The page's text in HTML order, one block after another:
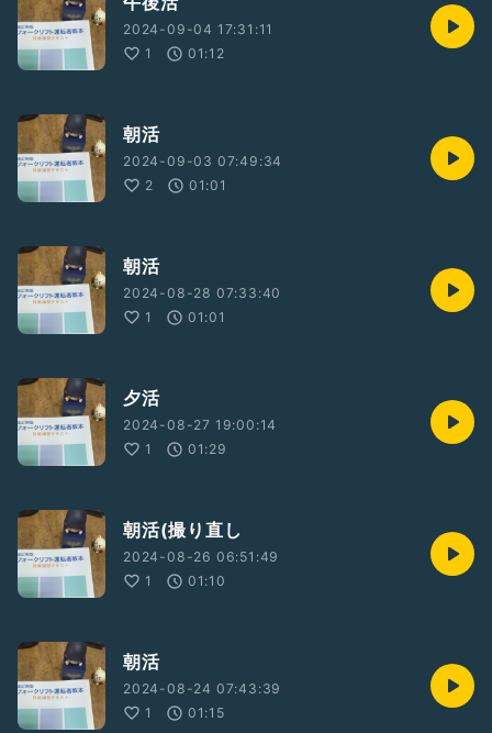
2024-09-04 17:31:11
1
01:12
朝活
2024-09-03 07:49:34
2
01:01
朝活
2024-08-28 07:33:40
1
01:01
夕活
2024-08-27 19:00:14
1
01:29
朝活(撮り直し
2024-08-26 06:51:49
1
01:10
朝活
2024-08-24 07:43:39
1
01:15